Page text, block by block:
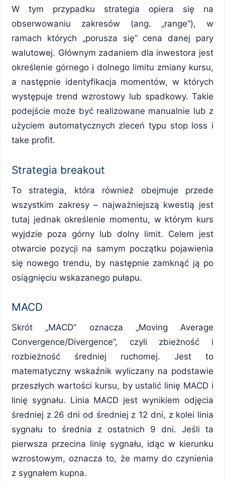
W tym przypadku strategia opiera się na
obserwowaniu zakresów (ang. „range”), w
ramach których „porusza się” cena danej pary
walutowej. Głównym zadaniem dla inwestora jest
określenie górnego i dolnego limitu zmiany kursu,
a następnie identyfikacja momentów, w których
występuje trend wzrostowy lub spadkowy. Takie
podejście może być realizowane manualnie lub z
użyciem automatycznych zleceń typu stop loss i
take profit.
Strategia breakout
To strategia, która również obejmuje przede
wszystkim zakresy – najważniejszą kwestią jest
tutaj jednak określenie momentu, w którym kurs
wyjdzie poza górny lub dolny limit. Celem jest
otwarcie pozycji na samym początku pojawienia
się nowego trendu, by następnie zamknąć ją po
osiągnięciu wskazanego pułapu.
MACD
Skrót „MACD” oznacza „Moving Average
Convergence/Divergence”, czyli zbieżność i
rozbieżność średniej ruchomej. Jest to
matematyczny wskaźnik wyliczany na podstawie
przeszłych wartości kursu, by ustalić linię MACD i
linię sygnału. Linia MACD jest wynikiem odjęcia
średniej z 26 dni od średniej z 12 dni, z kolei linia
sygnału to średnia z ostatnich 9 dni. Jeśli ta
pierwsza przecina linię sygnału, idąc w kierunku
wzrostowym, oznacza to, że mamy do czynienia
z sygnałem kupna.